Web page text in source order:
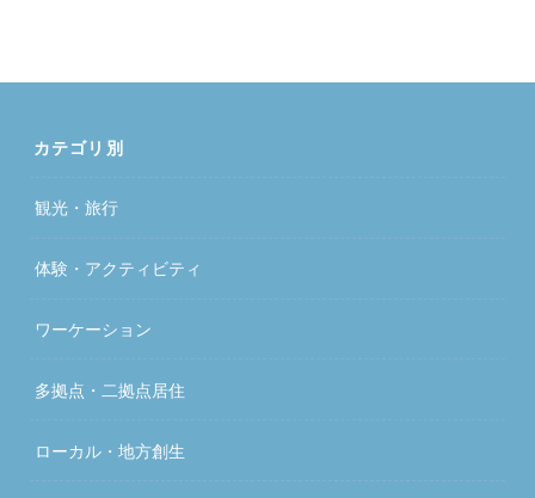
カテゴリ別
観光・旅行
体験・アクティビティ
ワーケーション
多拠点・二拠点居住
ローカル・地方創生